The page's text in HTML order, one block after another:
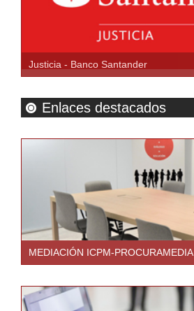
Justicia - Banco Santander
Enlaces destacados
MEDIACIÓN ICPM-PROCURAMEDIA